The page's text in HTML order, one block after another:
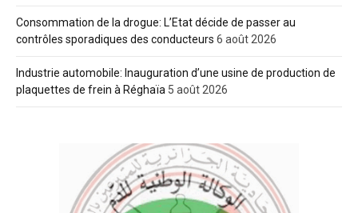
Consommation de la drogue: L’Etat décide de passer au
contrôles sporadiques des conducteurs 6 août 2026
Industrie automobile: Inauguration d’une usine de production de
plaquettes de frein à Réghaïa 5 août 2026